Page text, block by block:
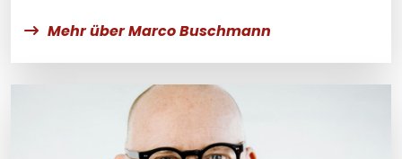
Mehr über Marco Buschmann